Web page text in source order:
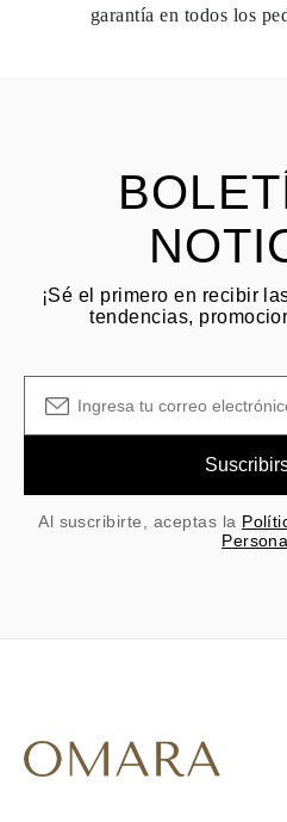
garantía en todos los
¡Sé el primero en recibir
tendencias,
Al suscribirte, aceptas la